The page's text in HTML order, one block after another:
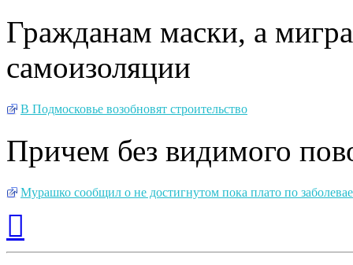
Гражданам маски, а
самоизоляции
В Подмосковье возобновят строительство
Причем без видимого
Мурашко сообщил о не достигнутом пока плато по
началу